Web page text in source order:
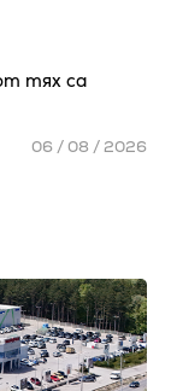
тях са
06 / 08 / 2026